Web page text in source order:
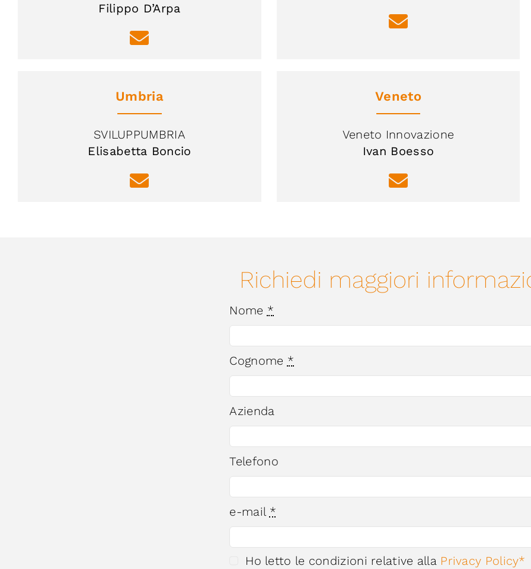
Filippo D’Arpa
Umbria
SVILUPPUMBRIA
Elisabetta Boncio
Veneto
Veneto Innovazione
Ivan Boesso
Richiedi maggiori
Nome *
Cognome *
Azienda
Telefono
e-mail *
Ho letto le condizioni relative alla Privacy Policy*